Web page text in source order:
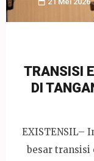
TRANSISI
DI
EXISTENSIL–
besar transisi